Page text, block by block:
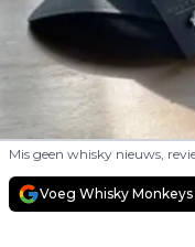
Mis geen whisky nieuws,
Voeg Whisky